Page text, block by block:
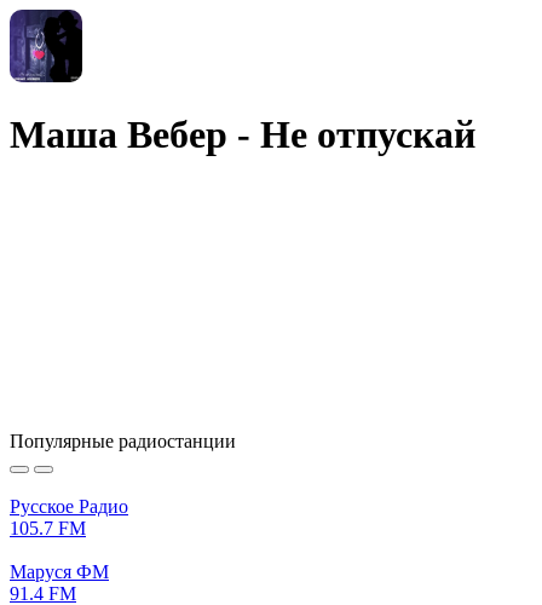
Маша Вебер - Не отпускай
Популярные радиостанции
Русское Радио
105.7 FM
Маруся ФМ
91.4 FM